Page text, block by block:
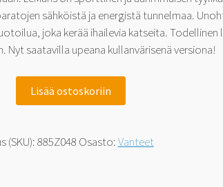
sähköistä ja energistä tunnelmaa.
joka kerää ihailevia katseita. Todellinen
Nyt saatavilla upeana kullanvärisenä versiona!
Lisää ostoskoriin
(SKU):885Z048 Osasto:Vanteet